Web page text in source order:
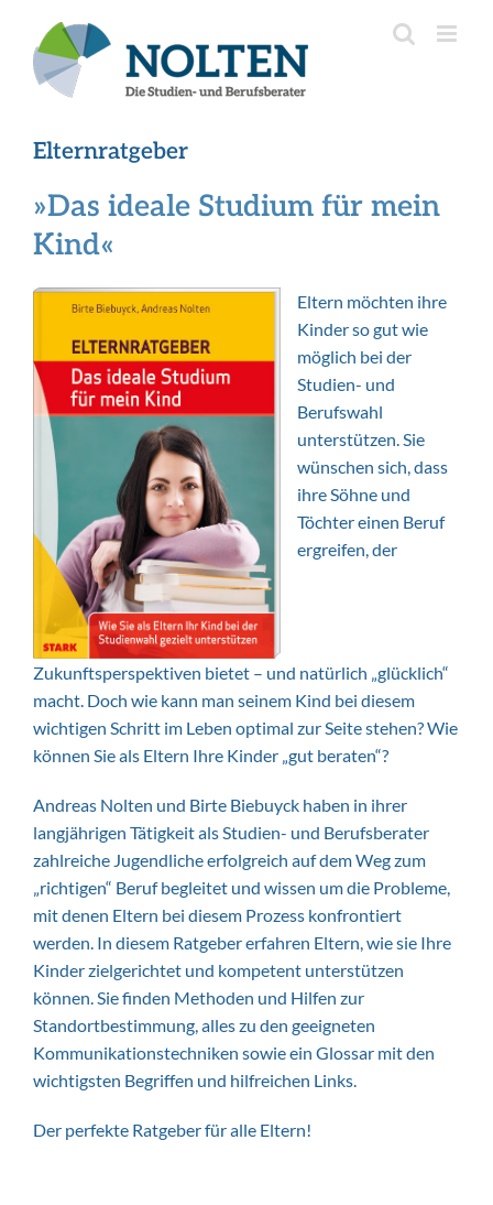
springen
Inhalt
springen
Elternratgeber
»Das ideale Studium für mein
Kind«
Eltern möchten ihre
Kinder so gut wie
möglich bei der
Studien- und
Berufswahl
unterstützen. Sie
wünschen sich, dass
ihre Söhne und
Töchter einen Beruf
ergreifen, der
Zukunftsperspektiven bietet – und natürlich „glücklich“
macht. Doch wie kann man seinem Kind bei diesem
wichtigen Schritt im Leben optimal zur Seite stehen? Wie
können Sie als Eltern Ihre Kinder „gut beraten“?
Andreas Nolten und Birte Biebuyck haben in ihrer
langjährigen Tätigkeit als Studien- und Berufsberater
zahlreiche Jugendliche erfolgreich auf dem Weg zum
„richtigen“ Beruf begleitet und wissen um die Probleme,
mit denen Eltern bei diesem Prozess konfrontiert
werden. In diesem Ratgeber erfahren Eltern, wie sie Ihre
Kinder zielgerichtet und kompetent unterstützen
können. Sie finden Methoden und Hilfen zur
Standortbestimmung, alles zu den geeigneten
Kommunikationstechniken sowie ein Glossar mit den
wichtigsten Begriffen und hilfreichen Links.
Der perfekte Ratgeber für alle Eltern!